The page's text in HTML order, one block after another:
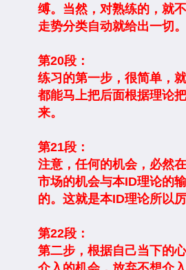
缚。当然，对熟练的，就
走势分类自动就给出一切。
第20段：
练习的第一步，很简单，
都能马上把后面根据理论
来。
第21段：
注意，任何的机会，必然
市场的机会与本ID理论的
的。这就是本ID理论所以
第22段：
第二步，根据自己当下的